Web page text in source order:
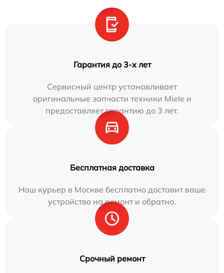
Гарантия до 3-х лет
Сервисный центр устанавливает
оригинальные запчасти техники Miele и
предоставляет гарантию до 3 лет.
Бесплатная доставка
Наш курьер в Москве бесплатно доставит ваше
устройство на ремонт и обратно.
Срочный ремонт